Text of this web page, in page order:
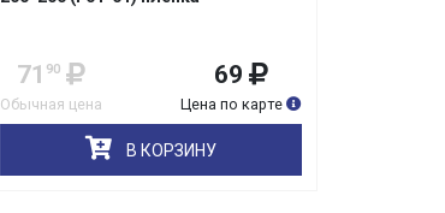
71 90
Обычная цена
69
Цена по карте
В КОРЗИНУ